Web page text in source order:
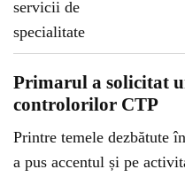
Primarul a solicitat
controlorilor CTP
Printre temele dezbătute
a pus accentul și pe